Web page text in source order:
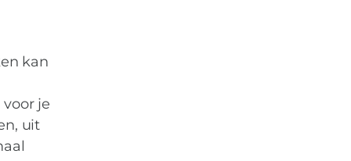
kan
je
uit